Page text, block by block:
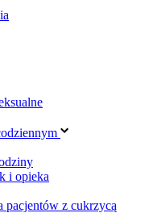
i opieka
pacjentów z cukrzycą